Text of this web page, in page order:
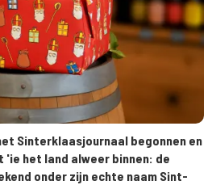
Sinterklaasjournaal begonnen en
'ie het land alweer binnen: de
onder zijn echte naam Sint-